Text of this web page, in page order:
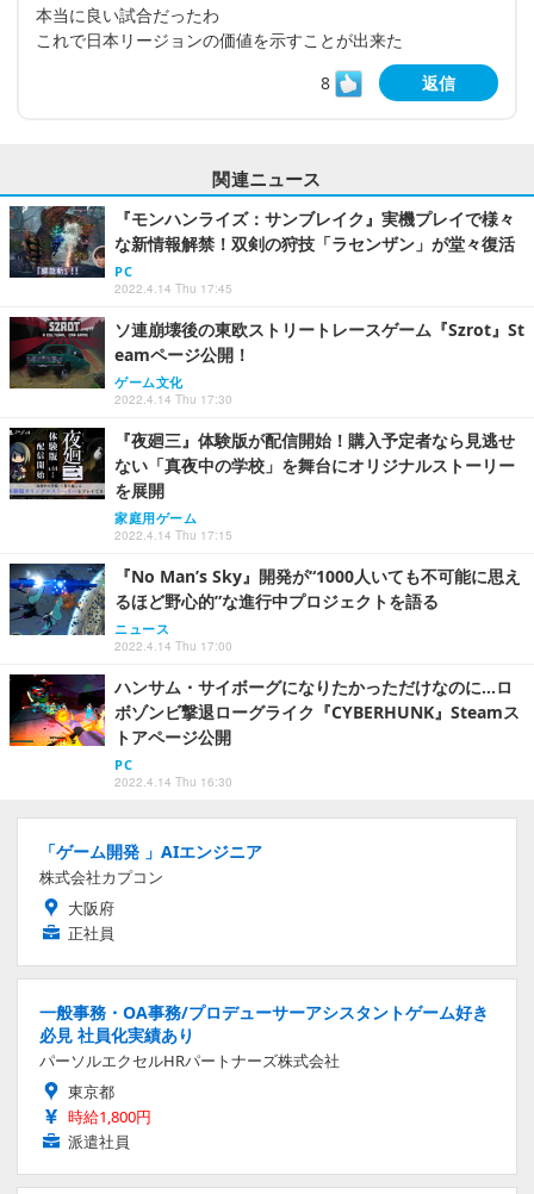
本当に良い試合だったわ
これで日本リージョンの価値を示すことが出来た
8
返信
関連ニュース
『モンハンライズ：サンブレイク』実機プレイで様々
な新情報解禁！双剣の狩技「ラセンザン」が堂々復活
PC
2022.4.14 Thu 17:45
ソ連崩壊後の東欧ストリートレースゲーム『Szrot』St
eamページ公開！
ゲーム文化
2022.4.14 Thu 17:30
『夜廻三』体験版が配信開始！購入予定者なら見逃せ
ない「真夜中の学校」を舞台にオリジナルストーリー
を展開
家庭用ゲーム
2022.4.14 Thu 17:15
『No Man’s Sky』開発が“1000人いても不可能に思え
るほど野心的”な進行中プロジェクトを語る
ニュース
2022.4.14 Thu 17:00
ハンサム・サイボーグになりたかっただけなのに…ロ
ボゾンビ撃退ローグライク『CYBERHUNK』Steamス
トアページ公開
PC
2022.4.14 Thu 16:30
「ゲーム開発 」AIエンジニア
株式会社カプコン
大阪府
正社員
一般事務・OA事務/プロデューサーアシスタントゲーム好き
必見 社員化実績あり
パーソルエクセルHRパートナーズ株式会社
東京都
時給1,800円
派遣社員